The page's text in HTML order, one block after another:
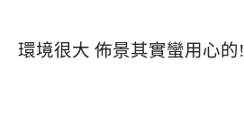
環境很大 佈景其實蠻用心的!